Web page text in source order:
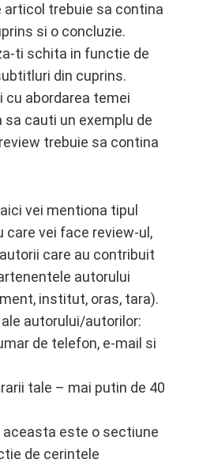
articol trebuie sa contina
si o concluzie.
ti schita in functie de
din cuprins.
cu abordarea temei
cauti un exemplu de
trebuie sa contina
vei mentiona tipul
care vei face review-ul,
care au contribuit
autorului
institut, oras, tara).
autorului/autorilor:
de telefon, e-mail si
tale – mai putin de 40
aceasta este o sectiune
de cerintele